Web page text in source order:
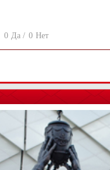
0 Да / 0 Нет